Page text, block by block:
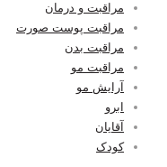
مراقبت و درمان
مراقبت پوست صورت
مراقبت بدن
مراقبت مو
آرایش مو
ابرو
آقایان
کودک